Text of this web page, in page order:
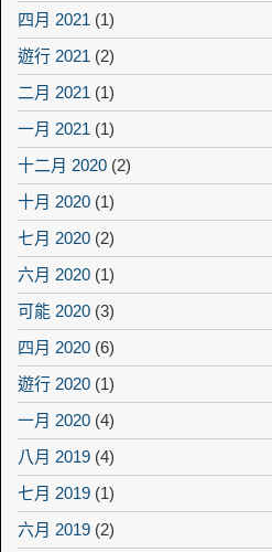
四月 2021 (1)
遊行 2021 (2)
二月 2021 (1)
一月 2021 (1)
十二月 2020 (2)
十月 2020 (1)
七月 2020 (2)
六月 2020 (1)
可能 2020 (3)
四月 2020 (6)
遊行 2020 (1)
一月 2020 (4)
八月 2019 (4)
七月 2019 (1)
六月 2019 (2)